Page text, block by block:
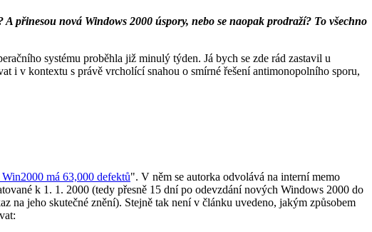
přinesou nová Windows 2000 úspory, nebo se naopak prodraží? To všechno
systému proběhla již minulý týden. Já bych se zde rád zastavil u
i v kontextu s právě vrcholící snahou o smírné řešení antimonopolního sporu,
má 63,000 defektů". V něm se autorka odvolává na interní memo
k 1. 1. 2000 (tedy přesně 15 dní po odevzdání nových Windows 2000 do
na jeho skutečné znění). Stejně tak není v článku uvedeno, jakým způsobem